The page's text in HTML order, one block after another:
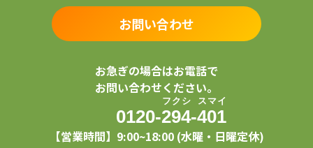
お問い合わせ
お急ぎの場合はお電話で
お問い合わせください。
0120-2
フ
9
ク
4
シ
-4
ス
0
マ
1
イ
【営業時間】9:00~18:00 (水曜・日曜定休)